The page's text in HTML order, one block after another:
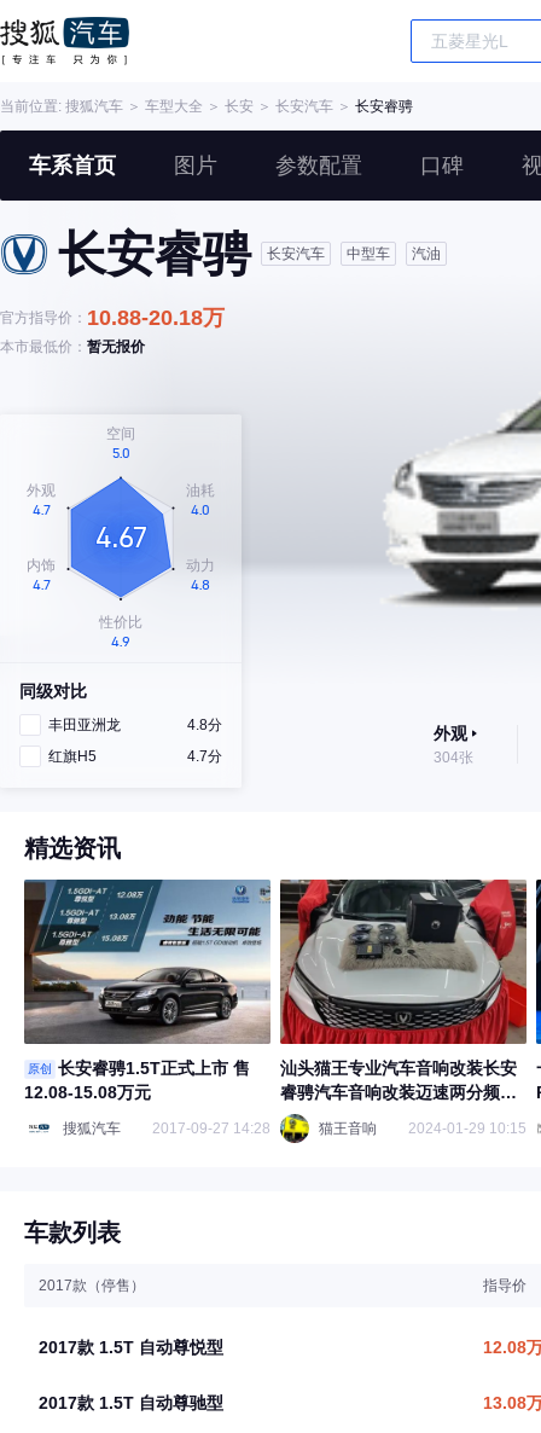
当前位置: 搜狐汽车 ＞ 车型大全 ＞ 长安 ＞ 长安汽车 ＞ 长安睿骋
车系首页 图片 参数配置 口碑
长安睿骋 长安汽车 中型车 汽油
官方指导价： 10.88-20.18万
本市最低价： 暂无报价
同级对比
丰田亚洲龙
4.8分
红旗H5
4.7分
外观
304张
精选资讯
原创
长安睿骋1.5T正式上市 售
12.08-15.08万元
搜狐汽车 2017-09-27 14:28
汕头猫王专业汽车音响改装​长安
睿骋汽车音响改装迈速两分频喇
叭
猫王音响 2024-01-29 10:15
车款列表
2017款（停售） 指导价
2017款 1.5T 自动尊悦型 12.08
2017款 1.5T 自动尊驰型 13.08